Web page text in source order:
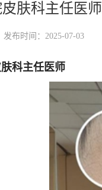
肤科主任医师
发布时间：2025-07-03
科主任医师